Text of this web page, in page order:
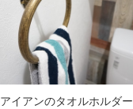
アイアンのタオルホルダー